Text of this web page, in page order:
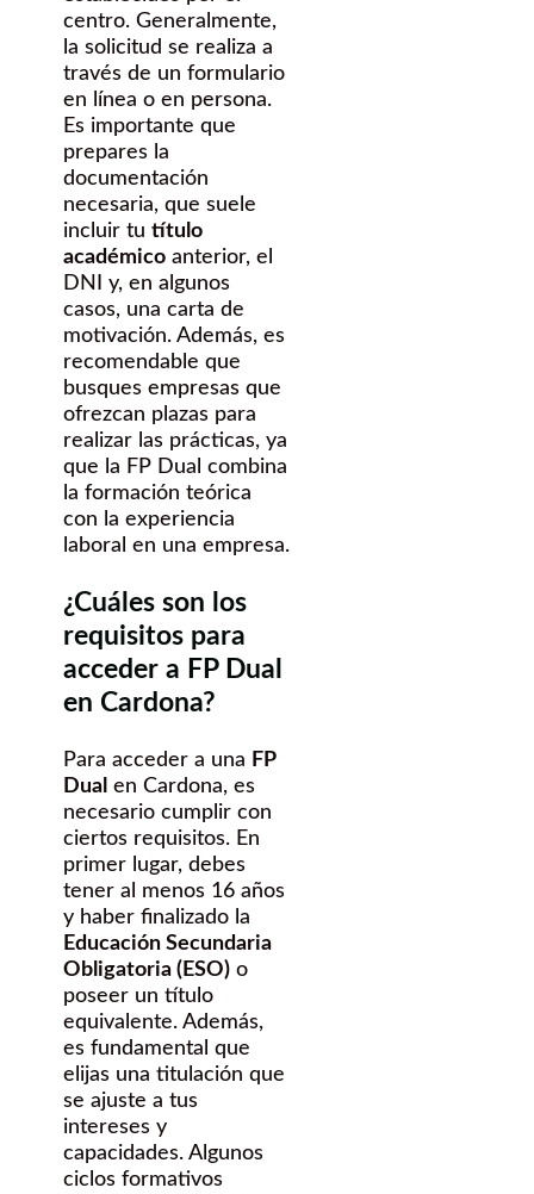
centro. Generalmente,
la solicitud se realiza a
través de un formulario
en línea o en persona.
Es importante que
prepares la
documentación
necesaria, que suele
incluir tu título
académico anterior, el
DNI y, en algunos
casos, una carta de
motivación. Además, es
recomendable que
busques empresas que
ofrezcan plazas para
realizar las prácticas, ya
que la FP Dual combina
la formación teórica
con la experiencia
laboral en una empresa.
¿Cuáles son los
requisitos para
acceder a FP Dual
en Cardona?
Para acceder a una FP
Dual en Cardona, es
necesario cumplir con
ciertos requisitos. En
primer lugar, debes
tener al menos 16 años
y haber finalizado la
Educación Secundaria
Obligatoria (ESO) o
poseer un título
equivalente. Además,
es fundamental que
elijas una titulación que
se ajuste a tus
intereses y
capacidades. Algunos
ciclos formativos